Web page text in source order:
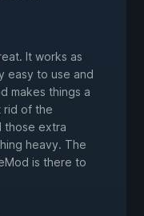
It works as
easy to use and
makes things a
rid of the
those extra
heavy. The
is there to